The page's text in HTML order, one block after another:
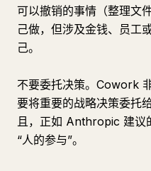
可以撤销的事情（整理
己做，但涉及金钱、员
己。
不要委托决策。Cowork
要将重要的战略决策委托
且，正如 Anthropic 建议
“人的参与”。